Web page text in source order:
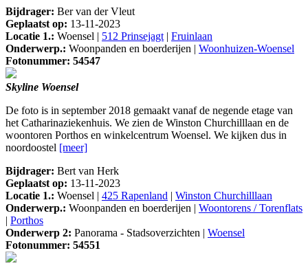
Bijdrager: Ber van der Vleut
Geplaatst op: 13-11-2023
Locatie 1.: Woensel | 512 Prinsejagt| Fruinlaan
Onderwerp.: Woonpanden en boerderijen | Woonhuizen-Woensel
Fotonummer: 54547
Skyline Woensel
De foto is in september 2018 gemaakt vanaf de negende etage van
het Catharinaziekenhuis. We zien de Winston Churchilllaan en de
woontoren Porthos en winkelcentrum Woensel. We kijken dus in
noordoostel [meer]
Bijdrager: Bert van Herk
Geplaatst op: 13-11-2023
Locatie 1.: Woensel | 425 Rapenland | Winston Churchilllaan
Onderwerp.: Woonpanden en boerderijen | Woontorens / Torenflats
| Porthos
Onderwerp 2: Panorama - Stadsoverzichten | Woensel
Fotonummer: 54551